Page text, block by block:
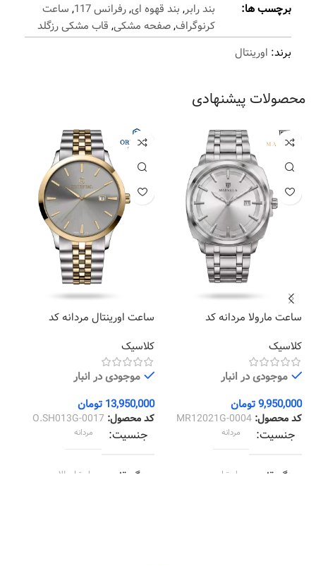
برچسب ها:
بند رابر, بند قهوه ای,رفرانس 117 , ساعت
کرنوگراف,صفحه مشکی, قاب مشکی رزگلد
برند: اورینتال
محصولات پیشنهادی
ساعت مارولا مردانه کد
کلاسیک
موجودی در انبار
9,950,000تومان
کد محصول: MR12021G-0004
جنسیت مردانه
رنگ قاب استیل
ساعت اورینتال مردانه کد
کلاسیک
موجودی در انبار
13,950,000 تومان
کد محصول: O.SH013G-0017
جنسیت مردانه
رنگ قاب استیل طلایی